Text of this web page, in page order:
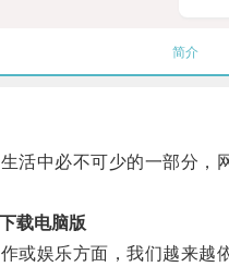
简介
中必不可少的一部分，网
载电脑版
娱乐方面，我们越来越依